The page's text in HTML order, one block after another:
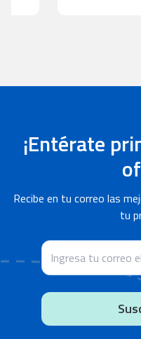
¡Entérate
Recibe en tu correo las
tu